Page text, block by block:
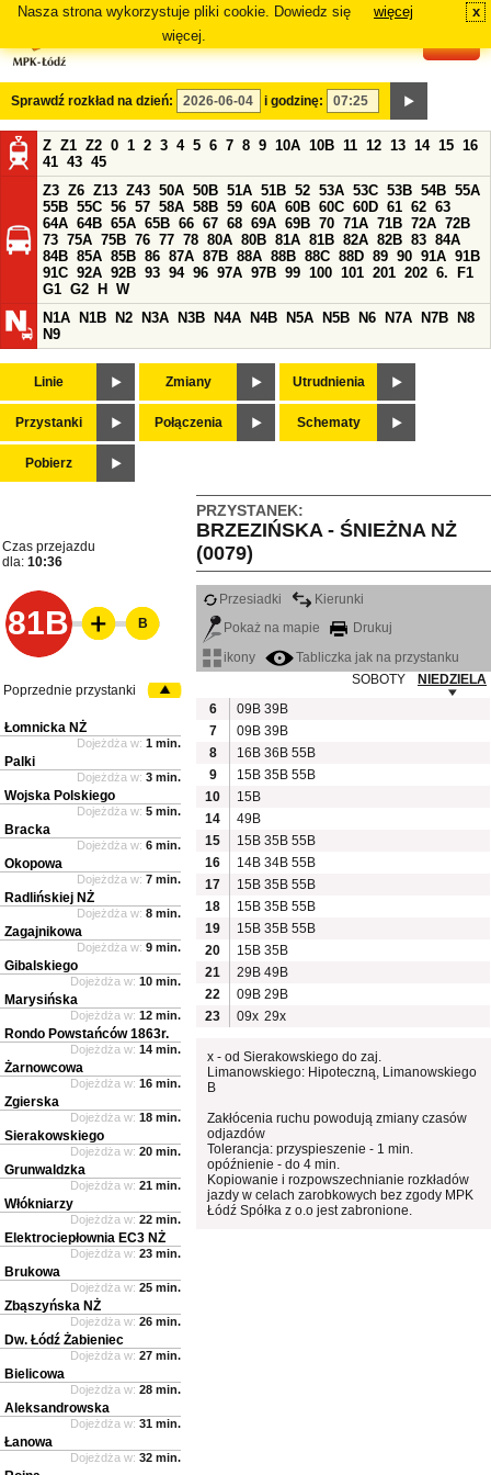
Nasza strona wykorzystuje pliki cookie. Dowiedz się
więcej.
więcej x
Sprawdź rozkład na dzień: i godzinę:
Z Z1 Z2 0 1 2 3 4 5 6 7 8 9 10A 10B 11 12 13 14 15 16
41 43 45
Z3 Z6 Z13 Z43 50A 50B 51A 51B 52 53A 53C 53B 54B 55A
55B 55C 56 57 58A 58B 59 60A 60B 60C 60D 61 62 63
64A 64B 65A 65B 66 67 68 69A 69B 70 71A 71B 72A 72B
73 75A 75B 76 77 78 80A 80B 81A 81B 82A 82B 83 84A
84B 85A 85B 86 87A 87B 88A 88B 88C 88D 89 90 91A 91B
91C 92A 92B 93 94 96 97A 97B 99 100 101 201 202 6.
F1
G1 G2 H
W
N1A
N1B N2 N3A N3B N4A N4B N5A N5B N6 N7A N7B
N8
N9
Linie Zmiany Utrudnienia
Przystanki Połączenia Schematy
Pobierz
PRZYSTANEK:
BRZEZIŃSKA - ŚNIEŻNA NŻ
(0079)
Czas przejazdu
dla: 10:36
81B
Przesiadki
Kierunki
Pokaż na mapie
Drukuj
ikony
Tabliczka jak na przystanku
SOBOTY
NIEDZIELA
6
09B 39B
7
09B 39B
8
16B 36B 55B
9
15B 35B 55B
10
15B
14
49B
15
15B 35B 55B
16
14B 34B 55B
17
15B 35B 55B
18
15B 35B 55B
19
15B 35B 55B
20
15B 35B
21
29B 49B
22
09B 29B
23
09x 29x
x - od Sierakowskiego do zaj.
Limanowskiego: Hipoteczną, Limanowskiego
B
Zakłócenia ruchu powodują zmiany czasów
odjazdów
Tolerancja: przyspieszenie - 1 min.
opóźnienie - do 4 min.
Kopiowanie i rozpowszechnianie rozkładów
jazdy w celach zarobkowych bez zgody MPK
Łódź Spółka z o.o jest zabronione.
B
Poprzednie przystanki
Łomnicka NŻ
Dojeżdża w: 1 min.
Palki
Dojeżdża w: 3 min.
Wojska Polskiego
Dojeżdża w: 5 min.
Bracka
Dojeżdża w: 6 min.
Okopowa
Dojeżdża w: 7 min.
Radlińskiej NŻ
Dojeżdża w: 8 min.
Zagajnikowa
Dojeżdża w: 9 min.
Gibalskiego
Dojeżdża w: 10 min.
Marysińska
Dojeżdża w: 12 min.
Rondo Powstańców 1863r.
Dojeżdża w: 14 min.
Żarnowcowa
Dojeżdża w: 16 min.
Zgierska
Dojeżdża w: 18 min.
Sierakowskiego
Dojeżdża w: 20 min.
Grunwaldzka
Dojeżdża w: 21 min.
Włókniarzy
Dojeżdża w: 22 min.
Elektrociepłownia EC3 NŻ
Dojeżdża w: 23 min.
Brukowa
Dojeżdża w: 25 min.
Zbąszyńska NŻ
Dojeżdża w: 26 min.
Dw. Łódź Żabieniec
Dojeżdża w: 27 min.
Bielicowa
Dojeżdża w: 28 min.
Aleksandrowska
Dojeżdża w: 31 min.
Łanowa
Dojeżdża w: 32 min.